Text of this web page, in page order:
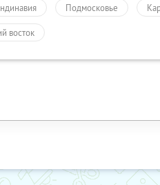
Подмосковье
восток